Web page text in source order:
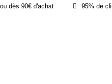
dès 90€ d'achat
95% de